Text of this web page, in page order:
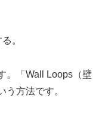
。
。「Wall Loops（壁
方法です。